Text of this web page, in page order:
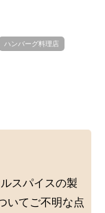
ハンバーグ料理店
スパイスの製
いてご不明な点